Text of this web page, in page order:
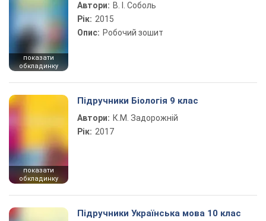
показати
обкладинку
Автори: В. І. Соболь
Рік: 2015
Опис: Робочий зошит
показати
обкладинку
Підручники Біологія 9 клас
Автори: К.М. Задорожній
Рік: 2017
Підручники Українська мова 10 клас